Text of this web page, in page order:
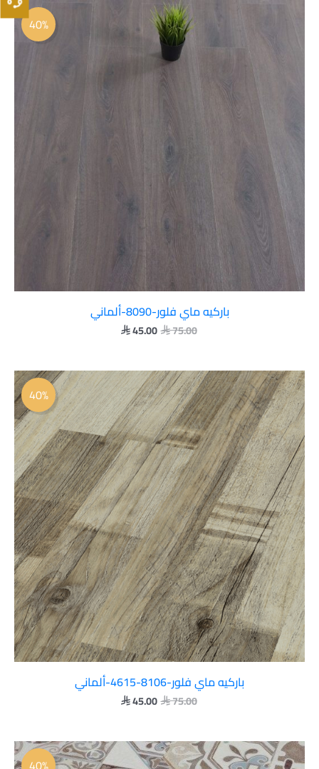
40%
باركيه ماي فلور-8090-ألماني
75.00
السعر
الأصلي
هو:
45.00
هو:
 45.00.
40%
باركيه ماي فلور-8106-4615-ألماني
75.00
السعر
الأصلي
هو:
 75.00.
45.00
السعر
الحالي
هو:
 45.00.
السعر
الأصلي
السعر
الحالي